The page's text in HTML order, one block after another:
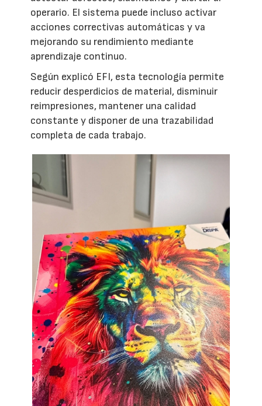
operario. El sistema puede incluso activar
acciones correctivas automáticas y va
mejorando su rendimiento mediante
aprendizaje continuo.
Según explicó EFI, esta tecnología permite
reducir desperdicios de material, disminuir
reimpresiones, mantener una calidad
constante y disponer de una trazabilidad
completa de cada trabajo.